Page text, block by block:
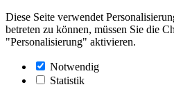
Diese Seite verwendet
betreten zu können, müssen Sie die
"Personalisierung" aktivieren.
Notwendig
Statistik